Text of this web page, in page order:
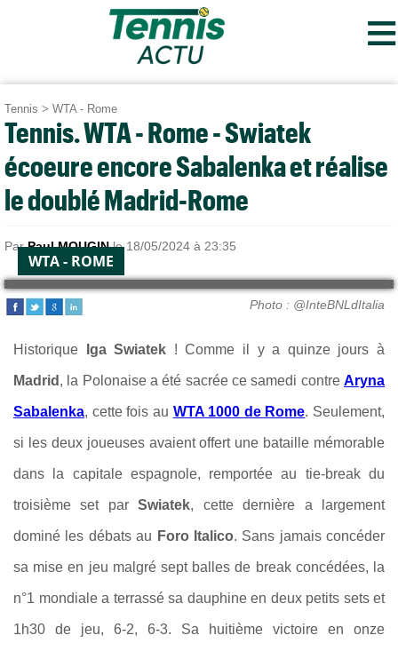
≡
Tennis > WTA - Rome
Tennis. WTA - Rome - Swiatek
écoeure encore Sabalenka et réalise
le doublé Madrid-Rome
ParPaul MOUGINle 18/05/2024 à 23:35
WTA - ROME
Photo : @InteBNLdItalia
Historique Iga Swiatek ! Comme il y a quinze jours à
Madrid , la Polonaise a été sacrée ce samedi contre Aryna
Sabalenka, cette fois au WTA 1000 de Rome. Seulement,
si les deux joueuses avaient offert une bataille mémorable
dans la capitale espagnole, remportée au tie-break du
troisième set parSwiatek, cette dernière a largement
dominé les débats au Foro Italico. Sans jamais concéder
sa mise en jeu malgré sept balles de break concédées, la
n°1 mondiale a terrassé sa dauphine en deux petits sets et
1h30 de jeu, 6-2, 6-3. Sa huitième victoire en onze